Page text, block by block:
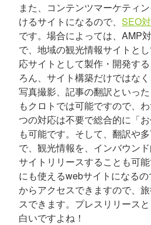
また、コンテンツマーケティ
けるサイトになるので、 SEO
です。場合によっては、AMP
で、地域の観光情報サイトと
応サイトとして製作・開発す
ろん、サイト構築だけではなく
写真撮影、記事の翻訳といっ
もクロトでは可能ですので、
つの対応は不要で総合的に「
も可能です。そして、翻訳や
で、観光情報を、インバウン
サイトリリースすることも可
にも使えるwebサイトになる
からアクセスできますので、
スできます。プレスリリース
白いですよね！